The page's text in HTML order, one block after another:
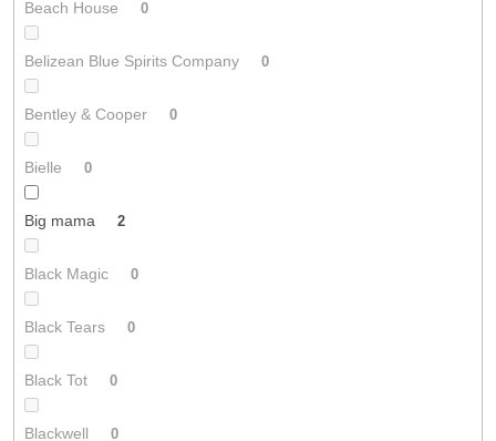
Beach House 0
Belizean Blue Spirits Company 0
Bentley & Cooper 0
Bielle 0
Big mama 2
Black Magic 0
Black Tears 0
Black Tot 0
Blackwell 0